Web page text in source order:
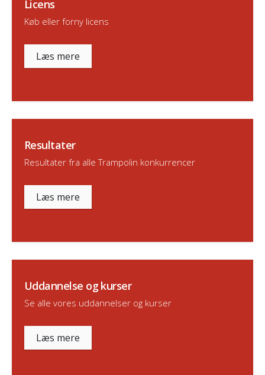
Licens
Køb eller forny licens
Læs mere
Resultater
Resultater fra alle Trampolin konkurrencer
Læs mere
Uddannelse og kurser
Se alle vores uddannelser og kurser
Læs mere